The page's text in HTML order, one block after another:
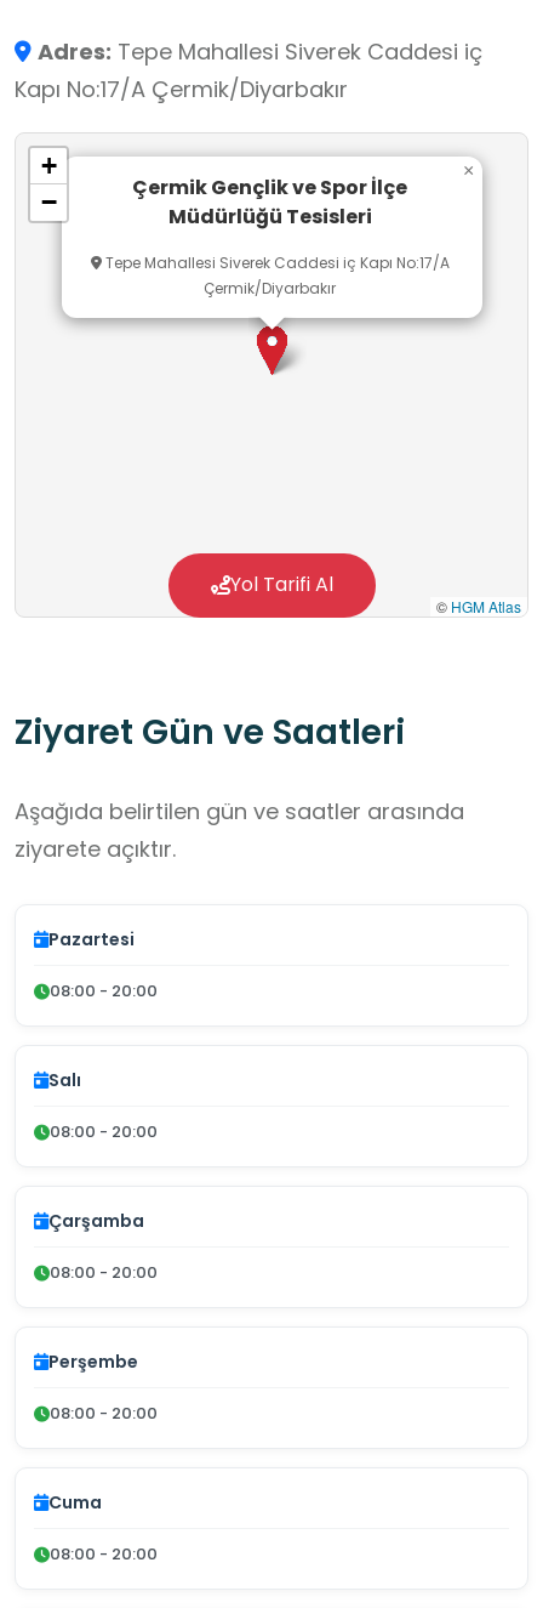
yapabilmeleri için sosyal hizmet anlayışıyla
hareket etmekteyiz. Çermik Gençlik ve Spor İlçe
Müdürlüğü İlçe Stadyumu ilçe merkezinde
bulunup ulaşımı kolay ve rahattır. İlçe stadyumu
halkımızın hizmetine açık olup toplamda 3
Adres: Tepe Mahallesi Siverek Caddesi iç
Kapı No:17/A Çermik/Diyarbakır
Çermik Gençlik ve Spor İlçe
Müdürlüğü Tesisleri
Tepe Mahallesi Siverek Caddesi iç Kapı No:17/A
Çermik/Diyarbakır
×
+
−
© HGM Atlas
Yol Tarifi Al
Ziyaret Gün ve Saatleri
Aşağıda belirtilen gün ve saatler arasında
ziyarete açıktır.
Pazartesi
08:00 - 20:00
Salı
08:00 - 20:00
Çarşamba
08:00 - 20:00
Perşembe
08:00 - 20:00
Cuma
08:00 - 20:00